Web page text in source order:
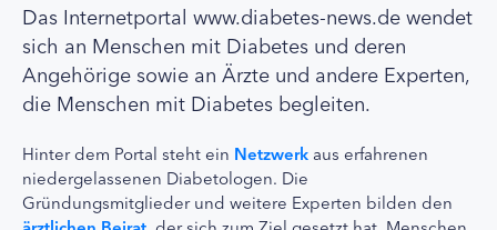
Das Internetportal www.diabetes-news.de wendet
sich an Menschen mit Diabetes und deren
Angehörige sowie an Ärzte und andere Experten,
die Menschen mit Diabetes begleiten.
Hinter dem Portal steht ein Netzwerk aus erfahrenen
niedergelassenen Diabetologen. Die
Gründungsmitglieder und weitere Experten bilden den